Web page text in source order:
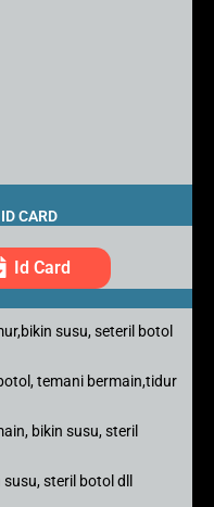
ID CARD
Id Card
susu, seteril botol
temani bermain,tidur
bikin susu, steril
steril botol dll